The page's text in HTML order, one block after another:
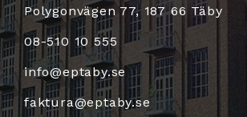
Polygonvägen 77, 187 66 Täby
08-510 10 555
info@eptaby.se
faktura@eptaby.se